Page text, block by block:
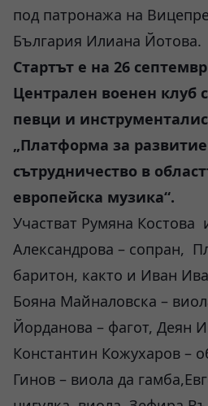
под патронажа на
България Илиана Йотова.
Стартът е на 26
Централен военен клуб
певци и
„Платформа за
сътрудничество в
европейска музика“.
Участват Румяна Костова
Александрова – сопран,
баритон, както и Иван
Бояна Майналовска –
Йорданова – фагот, Деян
Константин Кожухаров –
Гинов – виола да